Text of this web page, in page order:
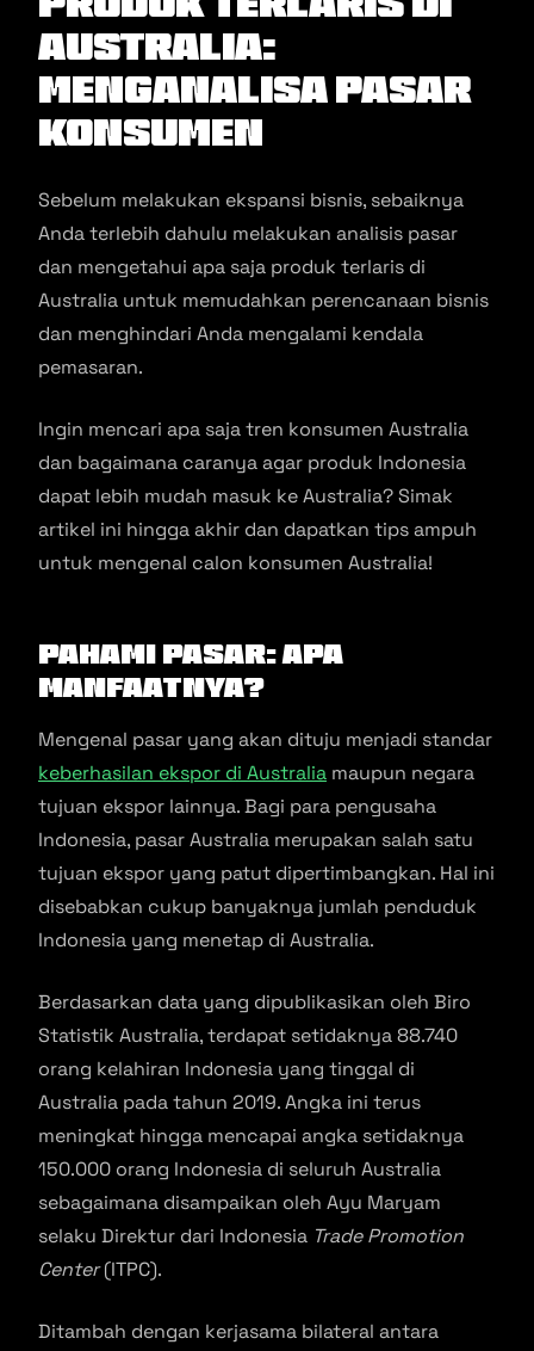
Australia:
Menganalisa Pasar
Konsumen
Sebelum melakukan ekspansi bisnis, sebaiknya
Anda terlebih dahulu melakukan analisis pasar
dan mengetahui apa saja produk terlaris di
Australia untuk memudahkan perencanaan bisnis
dan menghindari Anda mengalami kendala
pemasaran.
Ingin mencari apa saja tren konsumen Australia
dan bagaimana caranya agar produk Indonesia
dapat lebih mudah masuk ke Australia? Simak
artikel ini hingga akhir dan dapatkan tips ampuh
untuk mengenal calon konsumen Australia!
Pahami Pasar: Apa
Manfaatnya?
Mengenal pasar yang akan dituju menjadi standar
keberhasilan ekspor di Australia maupun negara
tujuan ekspor lainnya. Bagi para pengusaha
Indonesia, pasar Australia merupakan salah satu
tujuan ekspor yang patut dipertimbangkan. Hal ini
disebabkan cukup banyaknya jumlah penduduk
Indonesia yang menetap di Australia.
Berdasarkan data yang dipublikasikan oleh Biro
Statistik Australia, terdapat setidaknya 88.740
orang kelahiran Indonesia yang tinggal di
Australia pada tahun 2019. Angka ini terus
meningkat hingga mencapai angka setidaknya
150.000 orang Indonesia di seluruh Australia
sebagaimana disampaikan oleh Ayu Maryam
selaku Direktur dari Indonesia Trade Promotion
Center(ITPC).
Ditambah dengan kerjasama bilateral antara